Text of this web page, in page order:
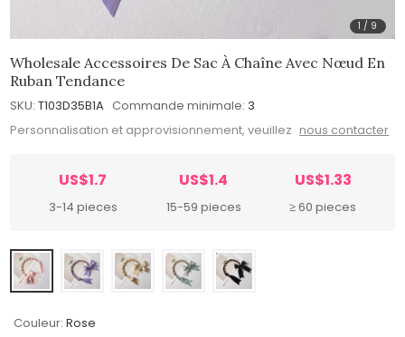
1 / 9
Wholesale Accessoires De Sac À Chaîne Avec Nœud En
Ruban Tendance
SKU: T103D35B1A Commande minimale: 3
Personnalisation et approvisionnement, veuillez nous contacter
US$1.7
3-14 pieces
US$1.4
15-59 pieces
US$1.33
≥ 60 pieces
Couleur: Rose